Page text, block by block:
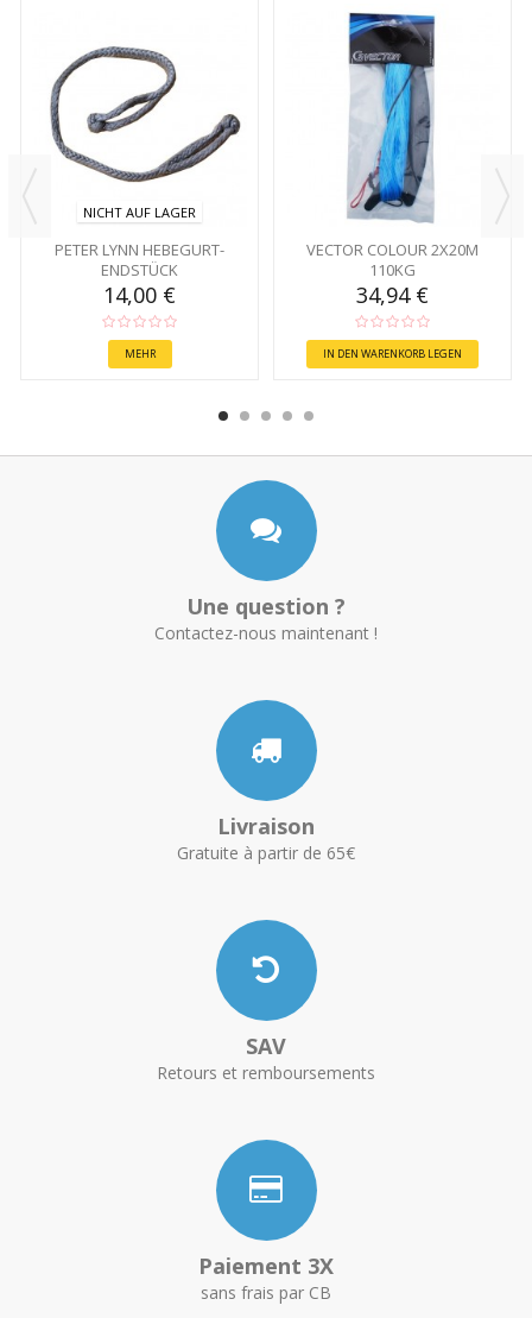
NICHT AUF LAGER
PETER LYNN HEBEGURT-
ENDSTÜCK
14,00 €
MEHR
VECTOR COLOUR 2X20M
110KG
34,94 €
IN DEN WARENKORB LEGEN
Une question ?
Contactez-nous maintenant !
Livraison
Gratuite à partir de 65€
SAV
Retours et remboursements
Paiement 3X
sans frais par CB